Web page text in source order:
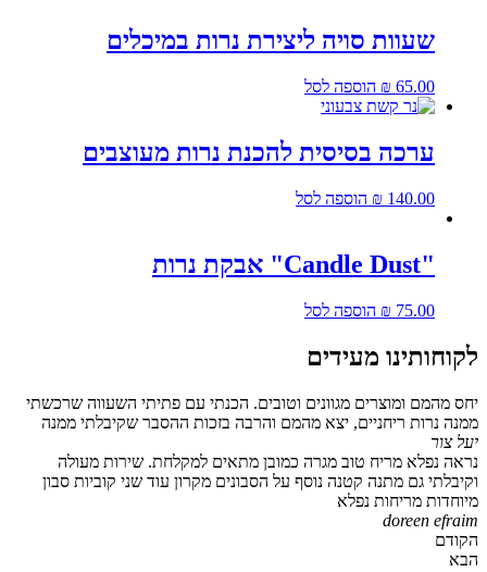
שעוות סויה ליצירת נרות במיכלים
₪ 65.00 הוספה לסל
ערכה בסיסית להכנת נרות מעוצבים
₪ 140.00 הוספה לסל
"Candle Dust" אבקת נרות
₪ 75.00 הוספה לסל
לקוחותינו מעידים
יחס מהמם ומוצרים מגוונים וטובים. הכנתי עם פתיתי השעווה שרכשתי
ממנה נרות ריחניים, יצא מהמם והרבה בזכות ההסבר שקיבלתי ממנה
יעל צור
נראה נפלא מריח טוב מגרה כמובן מתאים למקלחת. שירות מעולה
וקיבלתי גם מתנה קטנה נוסף על הסבונים מקרון עוד שני קוביות סבון
מיוחדות מריחות נפלא
doreen efraim
הקודם
הבא